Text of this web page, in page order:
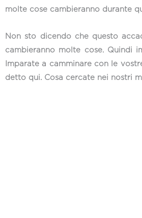
molte cose cambieranno durante
Non sto dicendo che questo
cambieranno molte cose. Quindi
Imparate a camminare con le
detto qui. Cosa cercate nei nostri